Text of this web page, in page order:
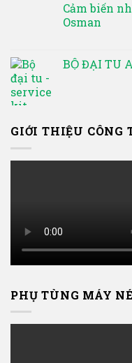
Cảm biến
Osman
BỘ ĐẠI TU
GIỚI THIỆU CÔNG
PHỤ TÙNG MÁY